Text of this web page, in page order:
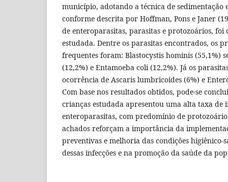
município, adotando a técnica de sedimentação
conforme descrita por Hoffman, Pons e Janer
de enteroparasitas, parasitas e protozoários, foi
estudada. Dentre os parasitas encontrados, os
frequentes foram: Blastocystis hominis (55,1%)
(12,2%) e Entamoeba coli (12,2%). Já os
ocorrência de Ascaris lumbricoides (6%) e
Com base nos resultados obtidos, pode-se
crianças estudada apresentou uma alta taxa de
enteroparasitas, com predomínio de
achados reforçam a importância da
preventivas e melhoria das condições
dessas infecções e na promoção da saúde da